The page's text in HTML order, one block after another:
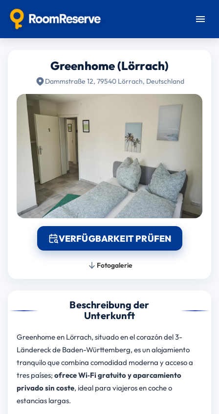
Greenhome (Lörrach)
Dammstraße 12, 79540 Lörrach, Deutschland
VERFÜGBARKEIT PRÜFEN
Fotogalerie
Beschreibung der
Unterkunft
Greenhome en Lörrach, situado en el corazón del 3-
Ländereck de Baden-Württemberg, es un alojamiento
tranquilo que combina comodidad moderna y acceso a
tres países; ofrece Wi‑Fi gratuito y aparcamiento
privado sin coste, ideal para viajeros en coche o
estancias largas.